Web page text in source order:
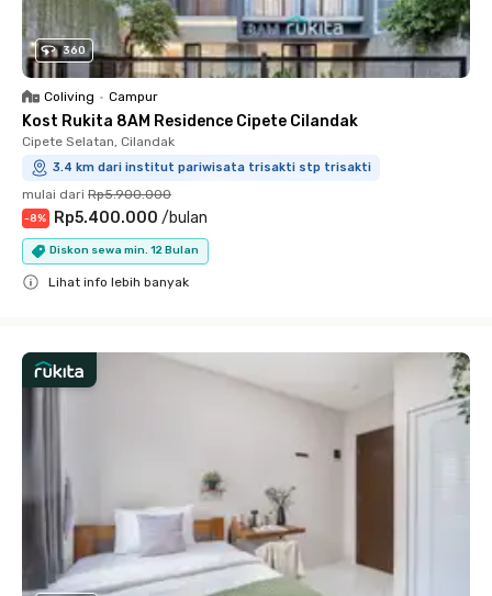
360
Coliving • Campur
Kost Rukita 8AM Residence Cipete Cilandak
Cipete Selatan, Cilandak
3.4 km dari institut pariwisata trisakti stp trisakti
mulai dari Rp5.900.000
-8% Rp5.400.000 /bulan
Diskon sewa min. 12 Bulan
Lihat info lebih banyak